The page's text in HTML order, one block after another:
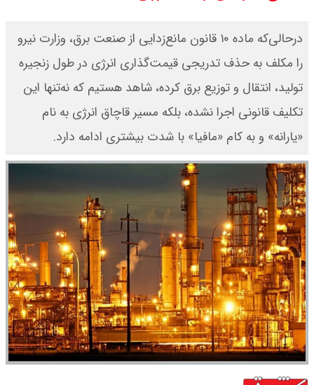
سنتی جمهوری‌خواهان را از دست می
دهد؟
بنزین برای دولت چقدر تمام می شود؟
یک ادعا: برخی مالکان اجاره بها را ۶۰
درصد افزایش می دهند
درحالی‌که ماده ۱۰ قانون مانع‌زدایی از صنعت برق، وزارت نیرو
را مکلف به حذف تدریجی قیمت‌گذاری انرژی در طول زنجیره
تولید، انتقال و توزیع برق کرده، شاهد هستیم که نه‌تنها این
تکلیف قانونی اجرا نشده، بلکه مسیر قاچاق انرژی به نام
«یارانه» و به کام «مافیا» با شدت بیشتری ادامه دارد.